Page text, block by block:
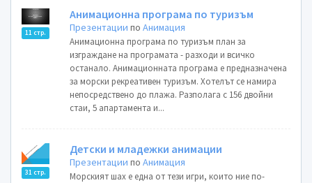
11 стр.
Анимационна програма по туризъм
Презентации поАнимация
Анимационна програма по туризъм план за
изграждане на програмата - разходи и всичко
останало. Анимационната програма е предназначена
за морски рекреативен туризъм. Хотелът се намира
непосредствено до плажа. Разполага с 156 двойни
стаи, 5 апартамента и...
31 стр.
Детски и младежки анимации
Презентации поАнимация
Морският шах е една от тези игри, които ние по-